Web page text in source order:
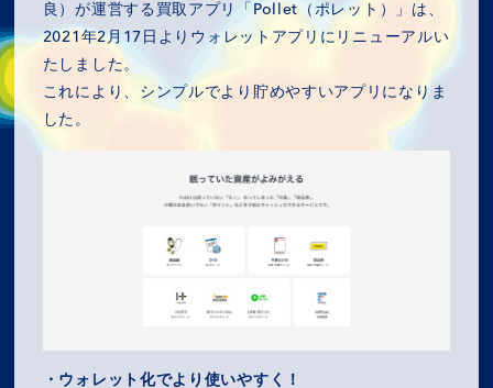
良）が運営する買取アプリ「Pollet（ポレット）」は、
2021年2月17日よりウォレットアプリにリニューアルい
たしました。
これにより、シンプルでより貯めやすいアプリになりま
した。
・ウォレット化でより使いやすく！